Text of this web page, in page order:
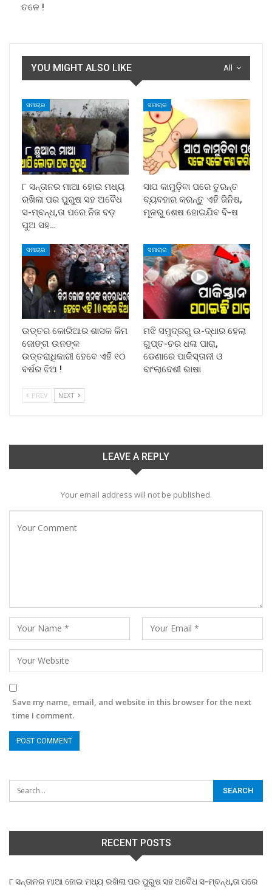
ତଳେ !
All
YOU MIGHT ALSO LIKE
ସମାଚାର
୮ ସନ୍ତାନର ମାଆ ହୋଇ ମଧ୍ୟ
ରଖିଲା ପର ପୁରୁଷ ସହ ଅବୈଧ
ସ-ମ୍ବନ୍ଧ,ତା ପରେ ନିଜ ବଡ଼
ପୁଅ ସହ…
ସମାଚାର
ସାପ କାମୁଡ଼ିବା ପରେ ତୁରନ୍ତ
ବ୍ୟବହାର କରନ୍ତୁ ଏହି ଜିନିଷ,
ମୂଳରୁ ଶେଷ ହୋଇଯିବ ବି-ଷ
ସମାଚାର
ଉତ୍ତର କୋରିଆର ଶାସକ କିମ
ଜୋଙ୍ଗ ଉନଙ୍କ
ଉତ୍ତରାଧିକାରୀ ହେବେ ଏହି ୧୦
ବର୍ଷର ଝିଅ !
ସମାଚାର
ମଝି ସମୁଦ୍ରରୁ ଉ-ଦ୍ଧାର ହେଲା
ଗୁପ୍ତ-ଚର ଧଳା ପାରା,
ଡେଣାରେ ପାକିସ୍ତାନୀ ଓ
ବାଂଲାଦେଶୀ ଭାଷା
PREV NEXT
LEAVE A REPLY
Your email address will not be published.
Save my name, email, and website in this browser for the next
time I comment.
RECENT POSTS
୮ ସନ୍ତାନର ମାଆ ହୋଇ ମଧ୍ୟ ରଖିଲା ପର ପୁରୁଷ ସହ ଅବୈଧ ସ-ମ୍ବନ୍ଧ,ତା ପରେ